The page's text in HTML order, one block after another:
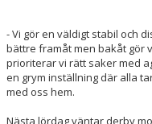
- Vi gör en väldigt stabil och
bättre framåt men bakåt gör
prioriterar vi rätt saker med
en grym inställning där alla
med oss hem.
Nästa lördag väntar derby